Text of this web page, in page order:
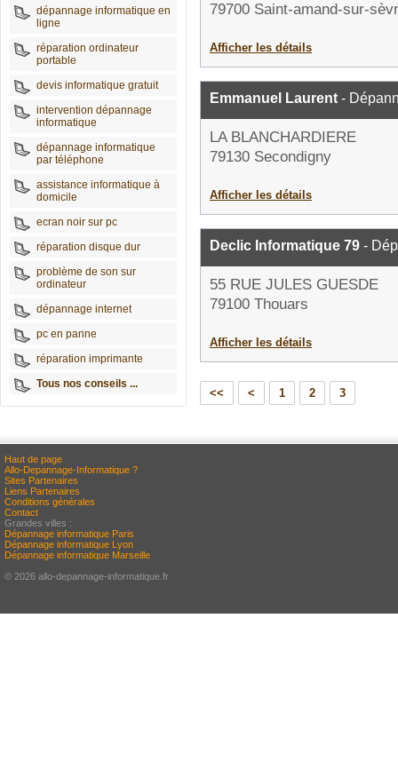
dépannage informatique en
ligne
réparation ordinateur
portable
devis informatique gratuit
intervention dépannage
informatique
dépannage informatique
par téléphone
assistance informatique à
domicile
ecran noir sur pc
réparation disque dur
problème de son sur
ordinateur
dépannage internet
pc en panne
réparation imprimante
Tous nos conseils ...
79700 Saint-amand-sur-
Afficher les détails
Emmanuel Laurent -
LA BLANCHARDIERE
79130 Secondigny
Afficher les détails
Declic Informatique 79 -
55 RUE JULES GUESDE
79100 Thouars
Afficher les détails
<< < 1 2 3
Haut de page
Allo-Depannage-Informatique ?
Sites Partenaires
Liens Partenaires
Conditions générales
Contact
Grandes villes :
Dépannage informatique Paris
Dépannage informatique Lyon
Dépannage informatique Marseille
© 2026 allo-depannage-informatique.fr